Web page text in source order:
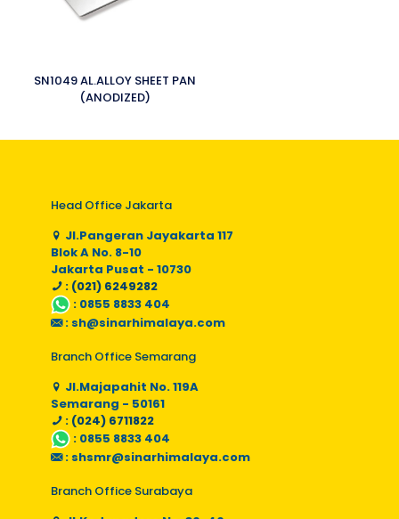
SN1049 AL.ALLOY SHEET PAN
(ANODIZED)
Head Office Jakarta
Jl.Pangeran Jayakarta 117
Blok A No. 8-10
Jakarta Pusat - 10730
: (021) 6249282
: 0855 8833 404
: sh@sinarhimalaya.com
Branch Office Semarang
Jl.Majapahit No. 119A
Semarang - 50161
: (024) 6711822
: 0855 8833 404
: shsmr@sinarhimalaya.com
Branch Office Surabaya